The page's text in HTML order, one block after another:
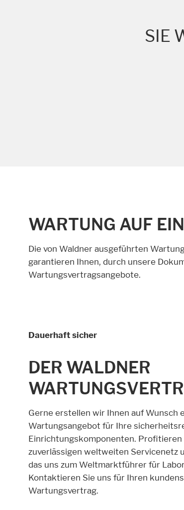
SIE
WARTUNG AUF
Die von Waldner ausgeführten
garantieren Ihnen, durch unsere
Wartungsvertragsangebote.
Dauerhaft sicher
DER WALDNER
Gerne erstellen wir Ihnen auf Wunsch
Wartungsangebot für Ihre
Einrichtungskomponenten. Profitieren
zuverlässigen weltweiten Servicenetz
das uns zum Weltmarktführer für
Kontaktieren Sie uns für Ihren
Wartungsvertrag.